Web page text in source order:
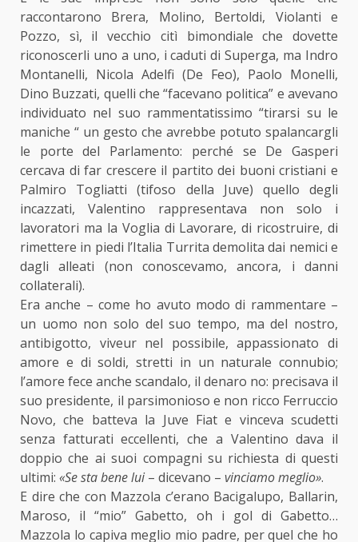
raccontarono Brera, Molino, Bertoldi, Violanti e
Pozzo, sì, il vecchio citì bimondiale che dovette
riconoscerli uno a uno, i caduti di Superga, ma Indro
Montanelli, Nicola Adelfi (De Feo), Paolo Monelli,
Dino Buzzati, quelli che “facevano politica” e avevano
individuato nel suo rammentatissimo “tirarsi su le
maniche “ un gesto che avrebbe potuto spalancargli
le porte del Parlamento: perché se De Gasperi
cercava di far crescere il partito dei buoni cristiani e
Palmiro Togliatti (tifoso della Juve) quello degli
incazzati, Valentino rappresentava non solo i
lavoratori ma la Voglia di Lavorare, di ricostruire, di
rimettere in piedi l’Italia Turrita demolita dai nemici e
dagli alleati (non conoscevamo, ancora, i danni
collaterali).
Era anche – come ho avuto modo di rammentare –
un uomo non solo del suo tempo, ma del nostro,
antibigotto, viveur nel possibile, appassionato di
amore e di soldi, stretti in un naturale connubio;
l’amore fece anche scandalo, il denaro no: precisava il
suo presidente, il parsimonioso e non ricco Ferruccio
Novo, che batteva la Juve Fiat e vinceva scudetti
senza fatturati eccellenti, che a Valentino dava il
doppio che ai suoi compagni su richiesta di questi
ultimi: «Se sta bene lui– dicevano – vinciamo meglio».
E dire che con Mazzola c’erano Bacigalupo, Ballarin,
Maroso, il “mio” Gabetto, oh i gol di Gabetto…
Mazzola lo capiva meglio mio padre, per quel che ho